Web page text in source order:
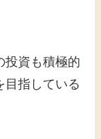
投資も積極的
目指している